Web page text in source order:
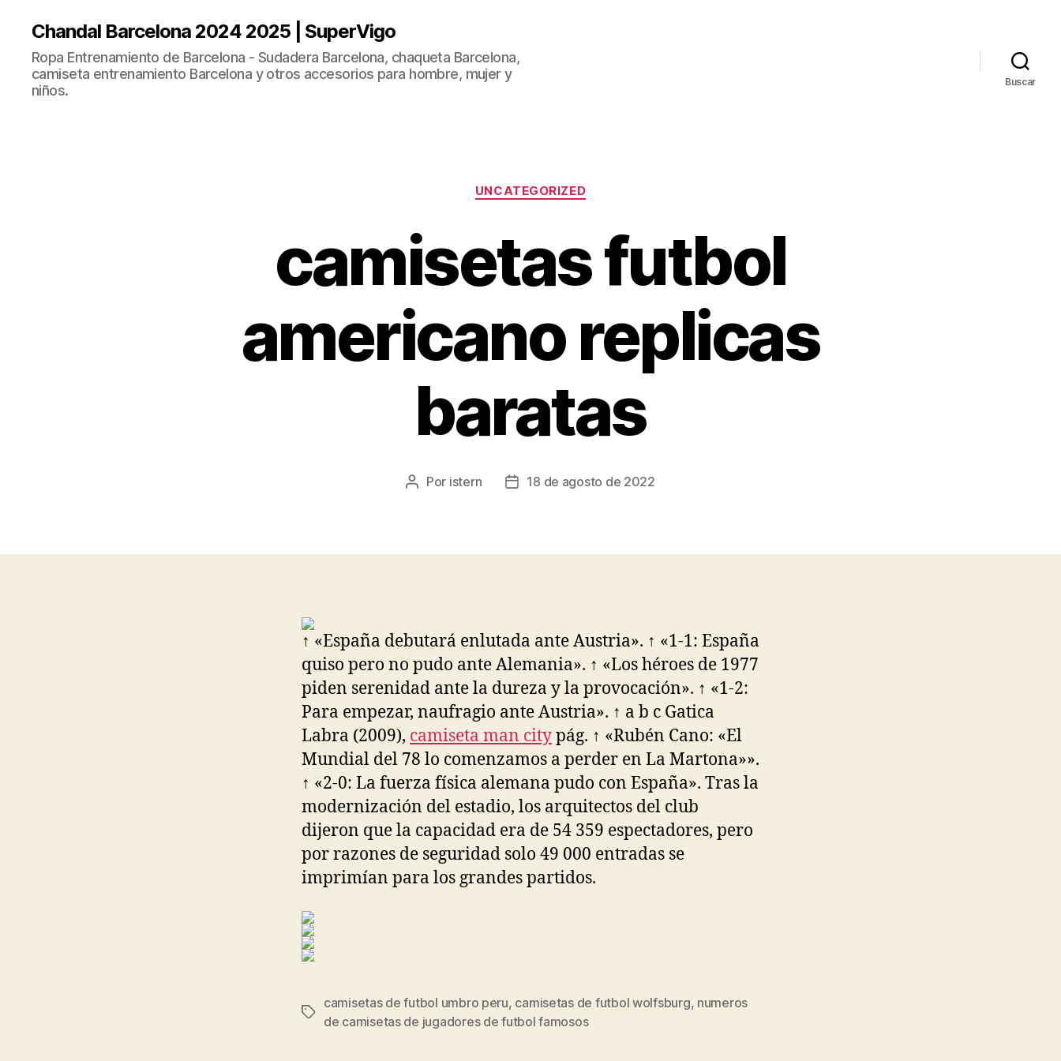
Chandal Barcelona 2024 2025 | SuperVigo
Ropa Entrenamiento de Barcelona - Sudadera Barcelona, chaqueta Barcelona,
camiseta entrenamiento Barcelona y otros accesorios para hombre, mujer y
niños.
Buscar
Categorías
UNCATEGORIZED
camisetas futbol
americano replicas
baratas
Autor
Por istern
Fecha18 de agosto de 2022
↑ «España debutará enlutada ante Austria». ↑ «1-1: España
quiso pero no pudo ante Alemania». ↑ «Los héroes de 1977
piden serenidad ante la dureza y la provocación». ↑ «1-2:
Para empezar, naufragio ante Austria». ↑ a b c Gatica
Labra (2009), camiseta man citypág. ↑ «Rubén Cano: «El
Mundial del 78 lo comenzamos a perder en La Martona»».
↑ «2-0: La fuerza física alemana pudo con España». Tras la
modernización del estadio, los arquitectos del club
dijeron que la capacidad era de 54 359 espectadores, pero
por razones de seguridad solo 49 000 entradas se
imprimían para los grandes partidos.
Etiquetas
camisetas de futbol umbro peru, camisetas de futbol wolfsburg, numeros
de camisetas de jugadores de futbol famosos